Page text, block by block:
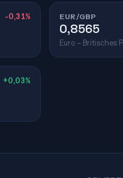
-0,31% EUR/GBP
0,8565
Euro – Britisches
+0,03%